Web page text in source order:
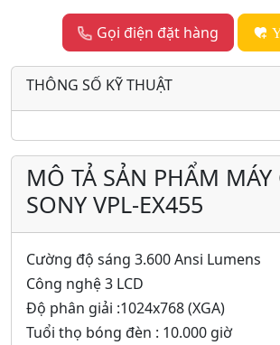
Gọi điện đặt hàng
THÔNG SỐ KỸ THUẬT
MÔ TẢ SẢN PHẨM MÁY
SONY VPL-EX455
Cường độ sáng 3.600 Ansi Lumens
Công nghệ 3 LCD
Độ phân giải :1024x768 (XGA)
Tuổi thọ bóng đèn : 10.000 giờ